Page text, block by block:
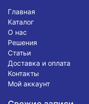
Главная
Каталог
О нас
Решения
Статьи
Доставка и оплата
Контакты
Мой аккаунт